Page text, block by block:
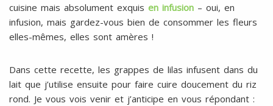
cuisine mais absolument exquis en infusion – oui, en
infusion, mais gardez-vous bien de consommer les fleurs
elles-mêmes, elles sont amères !
Dans cette recette, les grappes de lilas infusent dans du
lait que j’utilise ensuite pour faire cuire doucement du riz
rond. Je vous vois venir et j’anticipe en vous répondant :